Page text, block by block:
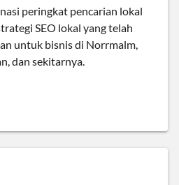
peringkat pencarian lokal
SEO lokal yang telah
untuk bisnis di Norrmalm,
dan sekitarnya.